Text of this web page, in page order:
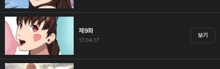
제9화
17.04.17
보기